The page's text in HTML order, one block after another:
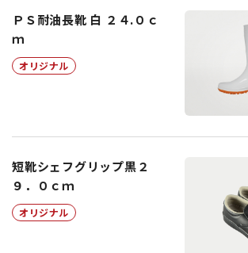
ＰＳ耐油長靴 白 ２４.０ｃ
ｍ
オリジナル
短靴シェフグリップ黒２
９．０ｃｍ
オリジナル